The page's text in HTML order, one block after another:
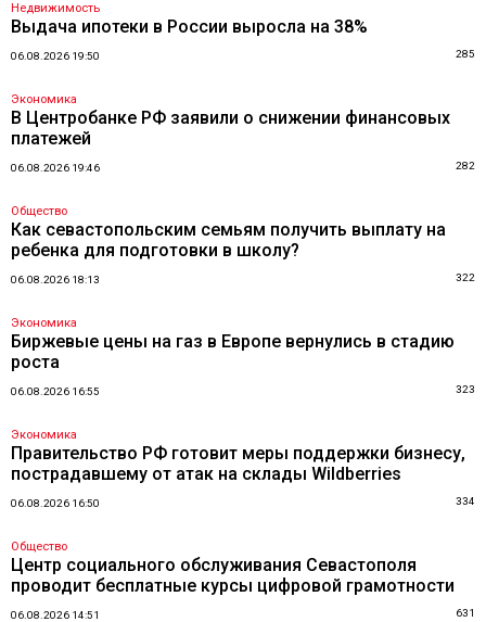
Недвижимость
Выдача ипотеки в России выросла на 38%
06.08.2026 19:50 285
Экономика
В Центробанке РФ заявили о снижении финансовых
платежей
06.08.2026 19:46 282
Общество
Как севастопольским семьям получить выплату на
ребенка для подготовки в школу?
06.08.2026 18:13 322
Экономика
Биржевые цены на газ в Европе вернулись в стадию
роста
06.08.2026 16:55 323
Экономика
Правительство РФ готовит меры поддержки бизнесу,
пострадавшему от атак на склады Wildberries
06.08.2026 16:50 334
Общество
Центр социального обслуживания Севастополя
проводит бесплатные курсы цифровой грамотности
06.08.2026 14:51 631